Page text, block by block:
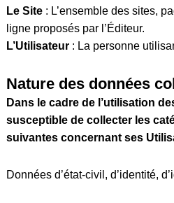
Le Site: L’ensemble des sites,
ligne proposés par l’Éditeur.
L’Utilisateur: La personne
Nature des données
Dans le cadre de l’utilisation
susceptible de collecter les
suivantes concernant ses
Données d’état-civil, d’identité,